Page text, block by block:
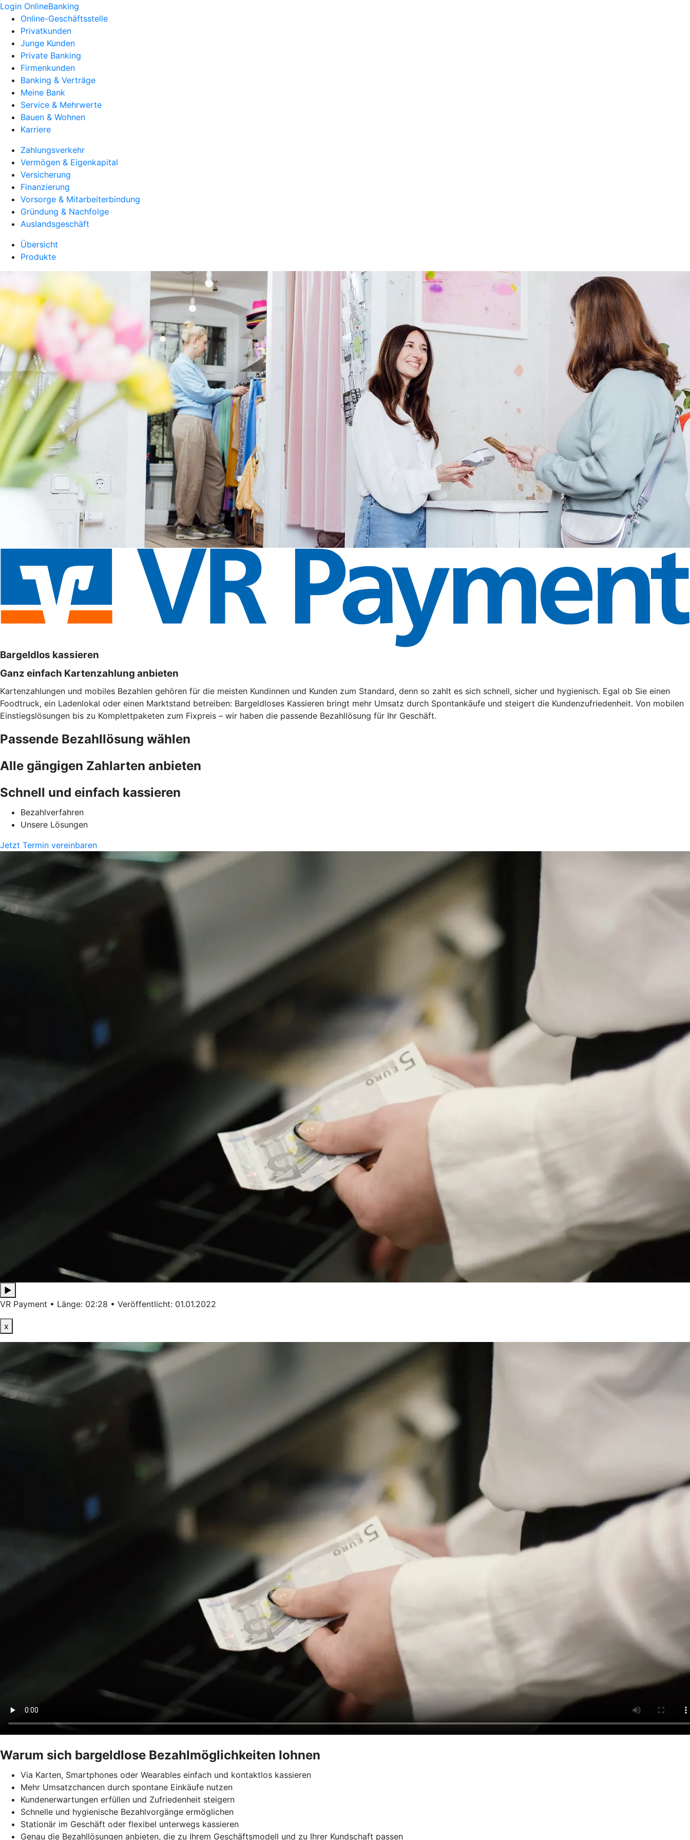
Login OnlineBanking
Online-Geschäftsstelle
Privatkunden
Junge Kunden
Private Banking
Firmenkunden
Banking & Verträge
Meine Bank
Service & Mehrwerte
Bauen & Wohnen
Karriere
Zahlungsverkehr
Vermögen & Eigenkapital
Versicherung
Finanzierung
Vorsorge & Mitarbeiterbindung
Gründung & Nachfolge
Auslandsgeschäft
Übersicht
Produkte
Bargeldlos kassieren
Ganz einfach Kartenzahlung anbieten
Kartenzahlungen und mobiles Bezahlen gehören für die meisten Kundinnen und Kunden zum Standard, denn so zahlt es sich schnell, sicher und hygienisch. Egal ob Sie einen
Foodtruck, ein Ladenlokal oder einen Marktstand betreiben: Bargeldloses Kassieren bringt mehr Umsatz durch Spontankäufe und steigert die Kundenzufriedenheit. Von mobilen
Einstiegslösungen bis zu Komplettpaketen zum Fixpreis – wir haben die passende Bezahllösung für Ihr Geschäft.
Passende Bezahllösung wählen
Alle gängigen Zahlarten anbieten
Schnell und einfach kassieren
Bezahlverfahren
Unsere Lösungen
Jetzt Termin vereinbaren
▶
VR Payment • Länge: 02:28 • Veröffentlicht: 01.01.2022
x
Warum sich bargeldlose Bezahlmöglichkeiten lohnen
Via Karten, Smartphones oder Wearables einfach und kontaktlos kassieren
Mehr Umsatzchancen durch spontane Einkäufe nutzen
Kundenerwartungen erfüllen und Zufriedenheit steigern
Schnelle und hygienische Bezahlvorgänge ermöglichen
Stationär im Geschäft oder flexibel unterwegs kassieren
Genau die Bezahllösungen anbieten, die zu Ihrem Geschäftsmodell und zu Ihrer Kundschaft passen